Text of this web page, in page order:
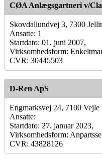
CØA Anlægsgartneri v/
Skovdallundvej 3, 7300
Ansatte: 1
Startdato: 01. juni 2007,
Virksomhedsform:
CVR: 30445503
D-Ren ApS
Engmarksvej 24, 7100 Vejle
Ansatte:
Startdato: 27. januar 2023,
Virksomhedsform:
CVR: 43828126